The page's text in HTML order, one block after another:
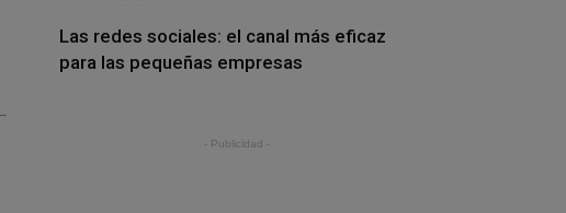
Las redes sociales: el canal más eficaz
para las pequeñas empresas
- Publicidad -